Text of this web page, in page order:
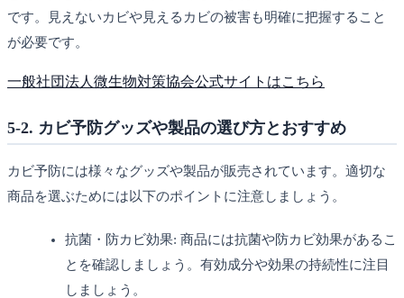
です。見えないカビや見えるカビの被害も明確に把握すること
が必要です。
一般社団法人微生物対策協会公式サイトはこちら
5-2. カビ予防グッズや製品の選び方とおすすめ
カビ予防には様々なグッズや製品が販売されています。適切な
商品を選ぶためには以下のポイントに注意しましょう。
抗菌・防カビ効果: 商品には抗菌や防カビ効果があるこ
とを確認しましょう。有効成分や効果の持続性に注目
しましょう。